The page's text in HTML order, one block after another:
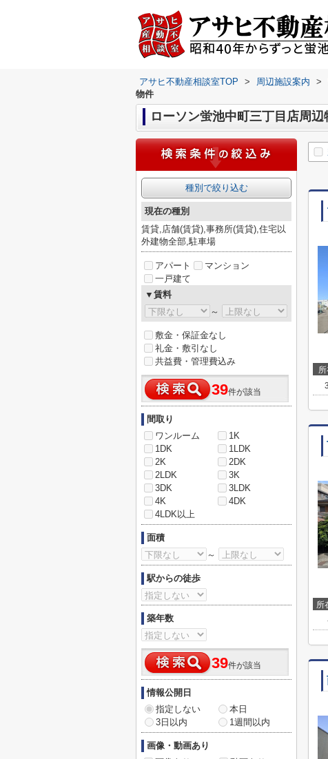
アサヒ不動産相談室TOP > 周辺施設案内 >
物件
ローソン蛍池中町三丁目店周辺
所
種別で絞り込む
現在の種別
賃貸,店舗(賃貸),事務所(賃貸),住宅以
外建物全部,駐車場
アパート
マンション
一戸建て
▼賃料
～
敷金・保証金なし
礼金・敷引なし
共益費・管理費込み
39件が該当
間取り
ワンルーム
1K
1DK
1LDK
2K
2DK
2LDK
3K
3DK
3LDK
4K
4DK
4LDK以上
面積
～
駅からの徒歩
築年数
39件が該当
情報公開日
指定しない
本日
3日以内
1週間以内
画像・動画あり